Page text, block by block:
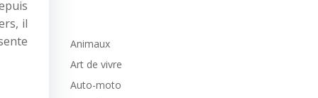
il
Animaux
Art de vivre
Auto-moto